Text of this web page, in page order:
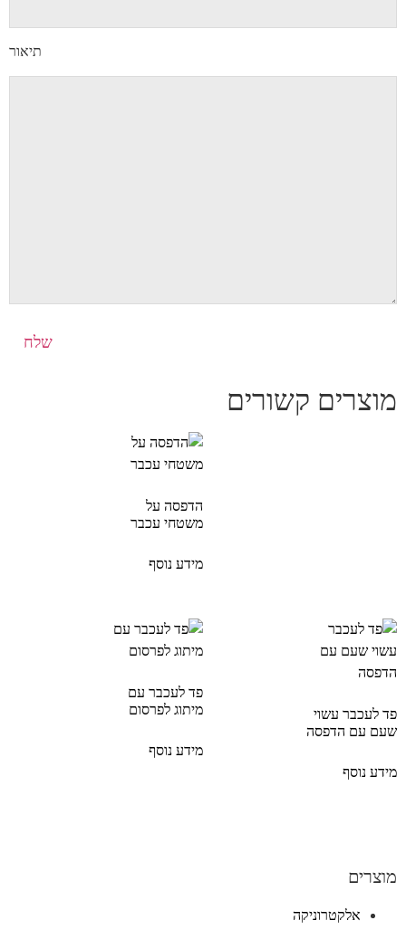
מוצרים
אלקטרוניקה
תיאור
מוצרים קשורים
הדפסה על
משטחי עכבר
מידע נוסף
פד לעכבר עשוי
שעם עם הדפסה
מידע נוסף
פד לעכבר עם
מיתוג לפרסום
מידע נוסף